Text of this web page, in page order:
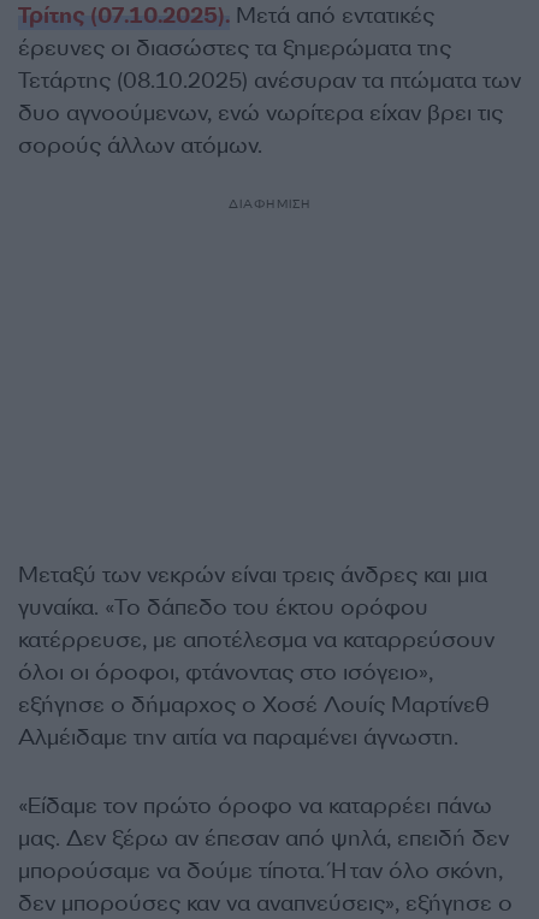
Τρίτης (07.10.2025). Μετά από εντατικές
έρευνες οι διασώστες τα ξημερώματα της
Τετάρτης (08.10.2025) ανέσυραν τα πτώματα των
δυο αγνοούμενων, ενώ νωρίτερα είχαν βρει τις
σορούς άλλων ατόμων.
ΔΙΑΦΗΜΙΣΗ
Μεταξύ των νεκρών είναι τρεις άνδρες και μια
γυναίκα. «Το δάπεδο του έκτου ορόφου
κατέρρευσε, με αποτέλεσμα να καταρρεύσουν
όλοι οι όροφοι, φτάνοντας στο ισόγειο»,
εξήγησε ο δήμαρχος ο Χοσέ Λουίς Μαρτίνεθ
Αλμέιδαμε την αιτία να παραμένει άγνωστη.
«Είδαμε τον πρώτο όροφο να καταρρέει πάνω
μας. Δεν ξέρω αν έπεσαν από ψηλά, επειδή δεν
μπορούσαμε να δούμε τίποτα. Ήταν όλο σκόνη,
δεν μπορούσες καν να αναπνεύσεις», εξήγησε ο